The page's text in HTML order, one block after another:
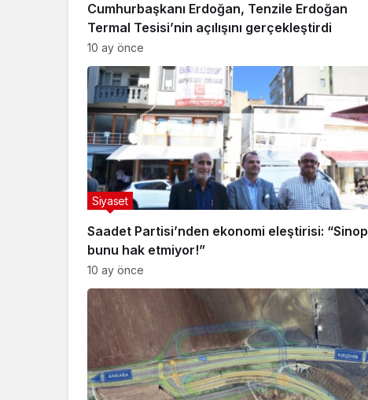
Cumhurbaşkanı Erdoğan, Tenzile Erdoğan
Termal Tesisi’nin açılışını gerçekleştirdi
10 ay önce
Saadet Partisi’nden ekonomi eleştirisi: “Sinop
bunu hak etmiyor!”
Siyaset
10 ay önce